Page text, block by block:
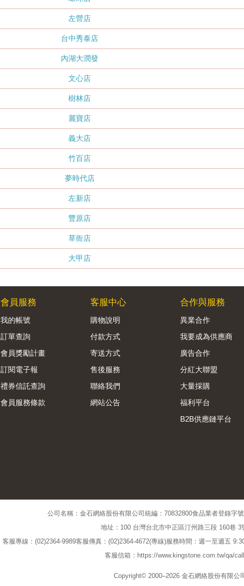
左營店
台中秀泰店
內湖大潤發
文心店
樹林店
麗寶店
義大店
竹百店
夢時代店
左新店
豐原店
草衙店
大甲店
會員服務
我的帳號
訂單查詢
會員獎勵計畫
訂閱電子報
禮券信託查詢
會員服務條款
客服中心
購物說明
付款方式
寄送方式
售後服務
聯絡我們
網站公告
合作與服務
異業合作
我要成為供應商
廣告合作
分紅大聯盟
大量採購
福利平台
B2B供應鏈平台
公司名稱：金石網絡股份有限公司 統編：70832800食品業者登錄字
地址：100 台灣台北市中正區汀州路三段 160巷 3
客服專線：(02)2364-9989客服傳真：(02)2364-4672(專線)服務時間：週一至週五
客服信箱：https://www.kingstone.com.tw/qa/
Copyright© 2000–2026 金石網絡股份有限公